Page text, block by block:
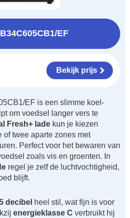
EF
Bekijk prijs
EF is een slimme koel-
om voedsel langer vers te
Fresh+ lade kun je kiezen
of twee aparte zones met
Perfect voor het bewaren van
zoals vis en groenten. In
regel je zelf de luchtvochtigheid,
blijft.
decibel heel stil, wat fijn is voor
energieklasse C verbruikt hij